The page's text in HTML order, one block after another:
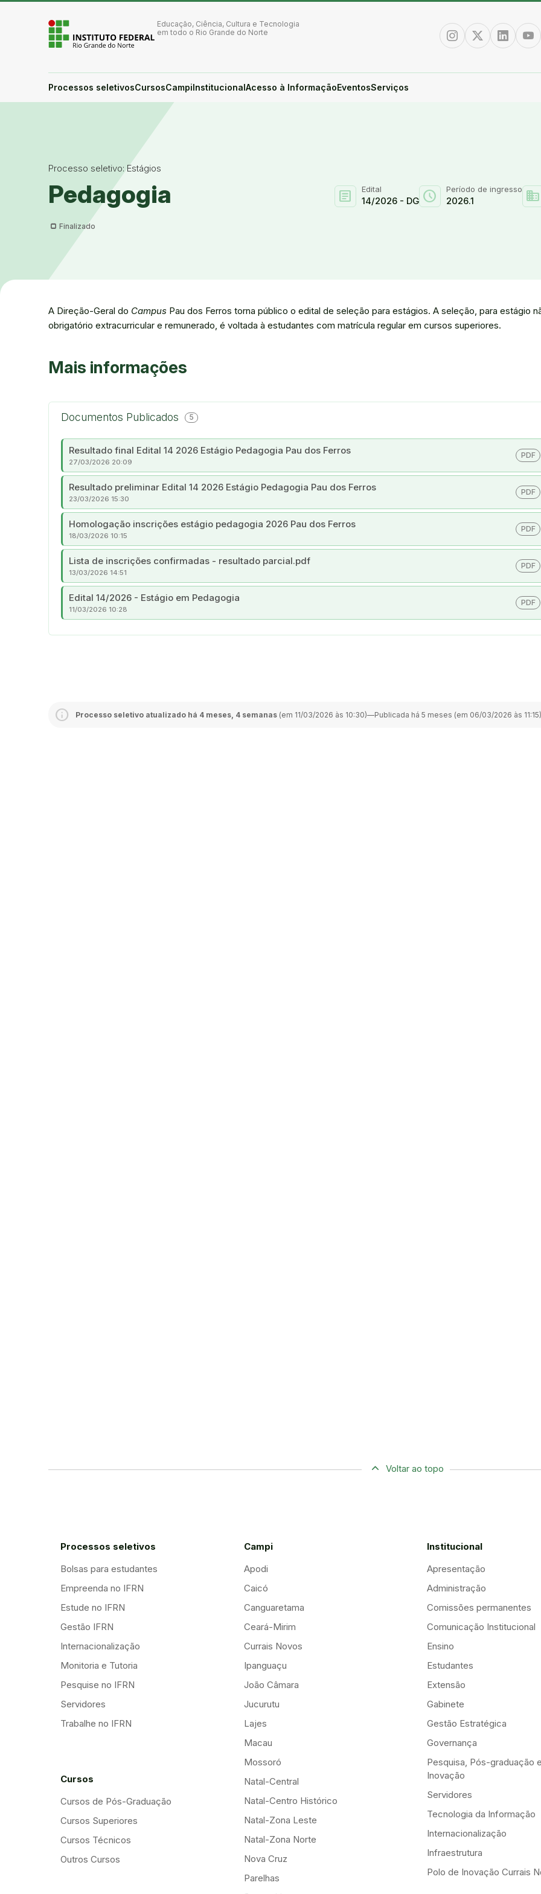
Ir para a página inicial
Ir para a busca
Ir para o menu principal
Ir para o conteúdo
Alto contraste
Login da Área Administrativa
Educação, Ciência, Cultura e Tecnologia
em todo o Rio Grande do Norte
InstagramTwitter/XLinkedin
Processos seletivosCursosCampiInstitucionalAcesso à InformaçãoEventosServiços
Processo seletivo: Estágios
Pedagogia
Finalizado
article Edital
14/2026 - DG schedule Período de ingresso
2026.1 domain
A Direção-Geral do Campus Pau dos Ferros torna público o edital de seleção para estágios. A seleção, para estágio
obrigatório extracurricular e remunerado, é voltada à estudantes com matrícula regular em cursos superiores.
Mais informações
Documentos Publicados 5
Resultado final Edital 14 2026 Estágio Pedagogia Pau dos Ferros PDF
27/03/2026 20:09
Resultado preliminar Edital 14 2026 Estágio Pedagogia Pau dos Ferros PDF
23/03/2026 15:30
Homologação inscrições estágio pedagogia 2026 Pau dos Ferros PDF
18/03/2026 10:15
Lista de inscrições confirmadas - resultado parcial.pdf PDF
13/03/2026 14:51
Edital 14/2026 - Estágio em Pedagogia PDF
11/03/2026 10:28
Processo seletivo atualizado há 4 meses, 4 semanas (em 11/03/2026 às 10:30)—Publicada há 5 meses (em 06/03/2026 às 11:15)
Voltar ao topo
Processos seletivos
Bolsas para estudantes
Empreenda no IFRN
Estude no IFRN
Gestão IFRN
Internacionalização
Monitoria e Tutoria
Pesquise no IFRN
Servidores
Trabalhe no IFRN
Cursos
Cursos de Pós-Graduação
Cursos Superiores
Cursos Técnicos
Outros Cursos
Campi
Apodi
Caicó
Canguaretama
Ceará-Mirim
Currais Novos
Ipanguaçu
João Câmara
Jucurutu
Lajes
Macau
Mossoró
Natal-Central
Natal-Centro Histórico
Natal-Zona Leste
Natal-Zona Norte
Nova Cruz
Parelhas
Institucional
Apresentação
Administração
Comissões permanentes
Comunicação Institucional
Ensino
Estudantes
Extensão
Gabinete
Gestão Estratégica
Governança
Pesquisa, Pós-graduação e
Inovação
Servidores
Tecnologia da Informação
Internacionalização
Infraestrutura
Polo de Inovação Currais